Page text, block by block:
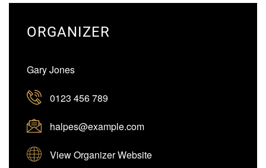
ORGANIZER
Gary Jones
0123 456 789
halpes@example.com
View Organizer Website